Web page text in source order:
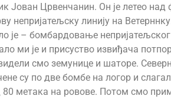
Јован Црвенчанин. Он је летео
непријатељску линију на
је – бомбардовање
ми је и присуство извиђача
смо земунице и шаторе.
су по две бомбе на логор и
метака на ровове. Потом смо